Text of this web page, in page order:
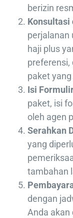
berizin
Konsultasi
perjalanan
haji plus
preferensi,
paket
Isi
paket, isi
oleh agen
Serahkan
yang
tambahan
dengan
Anda